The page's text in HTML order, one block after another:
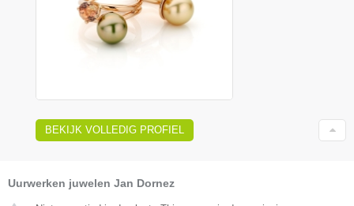
BEKIJK VOLLEDIG PROFIEL
Uurwerken juwelen Jan Dornez